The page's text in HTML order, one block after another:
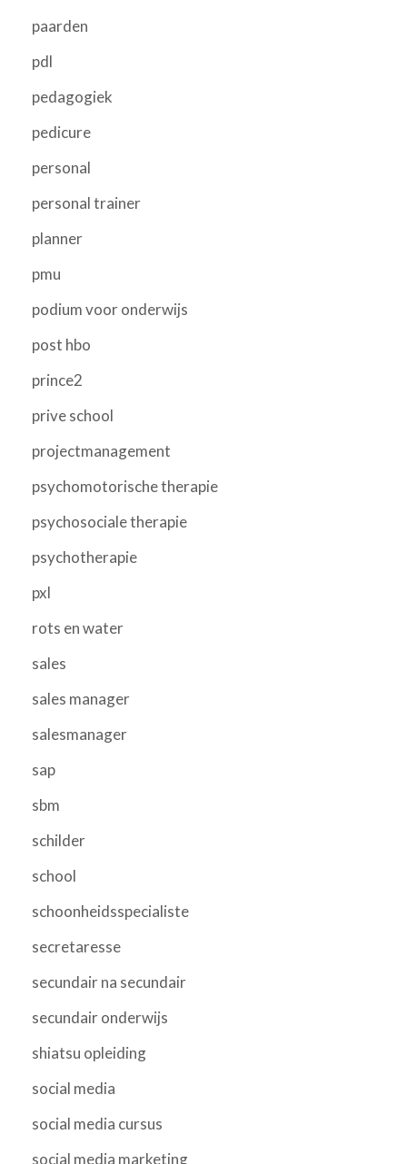
paarden
pdl
pedagogiek
pedicure
personal
personal trainer
planner
pmu
podium voor onderwijs
post hbo
prince2
prive school
projectmanagement
psychomotorische therapie
psychosociale therapie
psychotherapie
pxl
rots en water
sales
sales manager
salesmanager
sap
sbm
schilder
school
schoonheidsspecialiste
secretaresse
secundair na secundair
secundair onderwijs
shiatsu opleiding
social media
social media cursus
social media marketing